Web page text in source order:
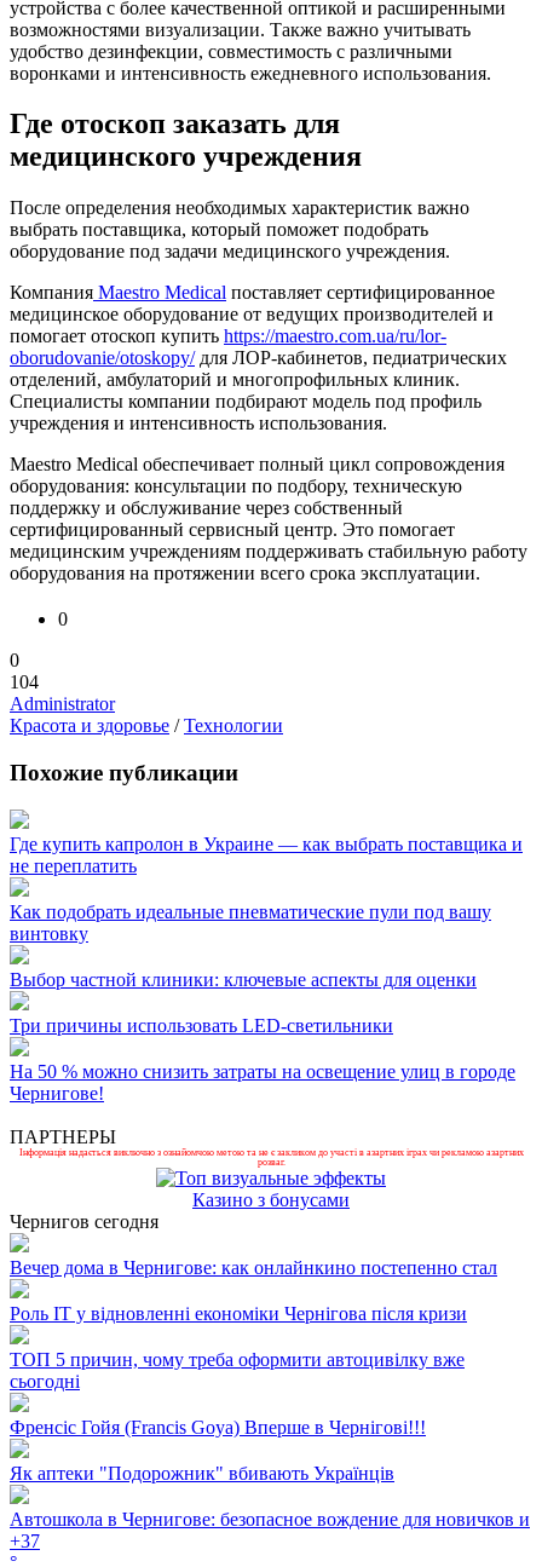
устройства с более качественной оптикой и расширенными
возможностями визуализации. Также важно учитывать
удобство дезинфекции, совместимость с различными
воронками и интенсивность ежедневного использования.
Где отоскоп заказать для
медицинского учреждения
После определения необходимых характеристик важно
выбрать поставщика, который поможет подобрать
оборудование под задачи медицинского учреждения.
Компания Maestro Medical поставляет сертифицированное
медицинское оборудование от ведущих производителей и
помогает отоскоп купить https://maestro.com.ua/ru/lor-
oborudovanie/otoskopy/для ЛОР-кабинетов, педиатрических
отделений, амбулаторий и многопрофильных клиник.
Специалисты компании подбирают модель под профиль
учреждения и интенсивность использования.
Maestro Medical обеспечивает полный цикл сопровождения
оборудования: консультации по подбору, техническую
поддержку и обслуживание через собственный
сертифицированный сервисный центр. Это помогает
медицинским учреждениям поддерживать стабильную работу
оборудования на протяжении всего срока эксплуатации.
0
0
104
Administrator
Красота и здоровье /Технологии
Похожие публикации
Где купить капролон в Украине — как выбрать поставщика и
не переплатить
Как подобрать идеальные пневматические пули под вашу
винтовку
Выбор частной клиники: ключевые аспекты для оценки
Три причины использовать LED-светильники
На 50 % можно снизить затраты на освещение улиц в городе
Чернигове!
ПАРТНЕРЫ
Інформація надається виключно з ознайомчою метою та не є закликом до участі в азартних іграх чи рекламою азартних
розваг.
Казино з бонусами
Чернигов сегодня
Вечер дома в Чернигове: как онлайнкино постепенно стал
Роль ІТ у відновленні економіки Чернігова після кризи
ТОП 5 причин, чому треба оформити автоцивілку вже
сьогодні
Френсіс Гойя (Francis Goya) Вперше в Чернігові!!!
Як аптеки "Подорожник" вбивають Українців
Автошкола в Чернигове: безопасное вождение для новичков и
+37
°